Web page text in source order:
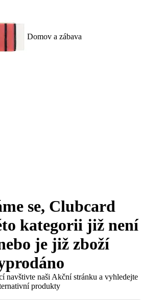
Domov a zábava
se, Clubcard
kategorii již není
je již zboží
navštivte naši Akční stránku a vyhledejte
produkty